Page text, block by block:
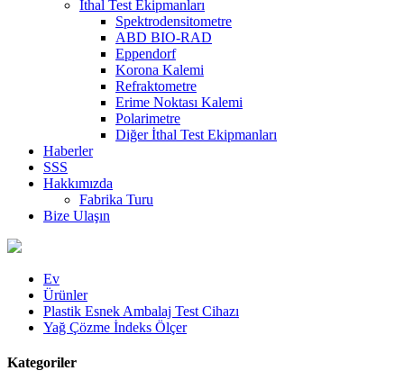
İthal Test Ekipmanları
Spektrodensitometre
ABD BIO-RAD
Eppendorf
Korona Kalemi
Refraktometre
Erime Noktası Kalemi
Polarimetre
Diğer İthal Test Ekipmanları
Haberler
SSS
Hakkımızda
Fabrika Turu
Bize Ulaşın
Ev
Ürünler
Plastik Esnek Ambalaj Test Cihazı
Yağ Çözme İndeks Ölçer
Kategoriler